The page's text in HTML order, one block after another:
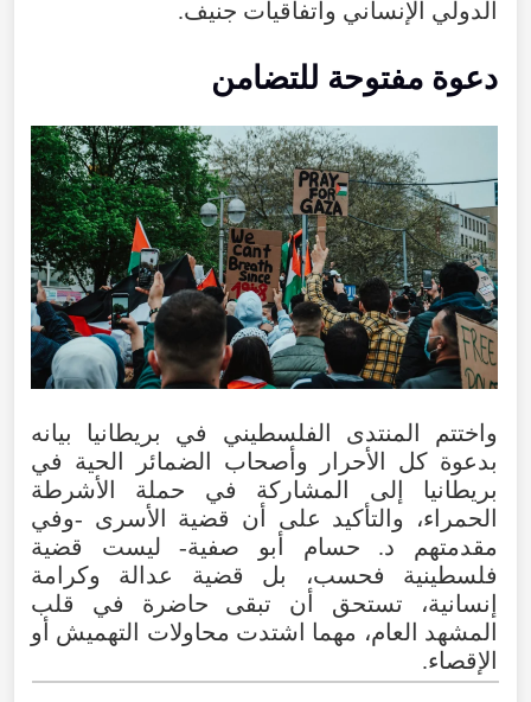
الدولي الإنساني واتفاقيات جنيف.
دعوة مفتوحة للتضامن
واختتم المنتدى الفلسطيني في بريطانيا بيانه
بدعوة كل الأحرار وأصحاب الضمائر الحية في
بريطانيا إلى المشاركة في حملة الأشرطة
الحمراء، والتأكيد على أن قضية الأسرى -وفي
مقدمتهم د. حسام أبو صفية- ليست قضية
فلسطينية فحسب، بل قضية عدالة وكرامة
إنسانية، تستحق أن تبقى حاضرة في قلب
المشهد العام، مهما اشتدت محاولات التهميش أو
الإقصاء.